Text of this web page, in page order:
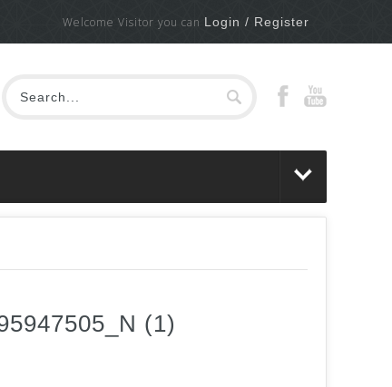
Welcome Visitor you can Login / Register
(1)